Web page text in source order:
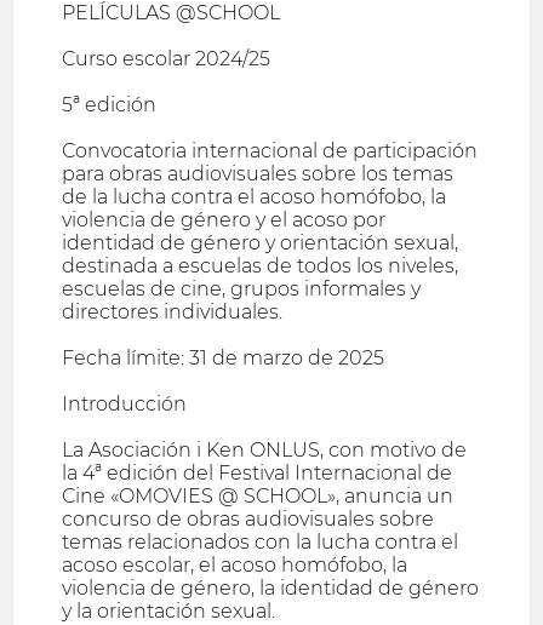
PELÍCULAS @SCHOOL
Curso escolar 2024/25
5ª edición
Convocatoria internacional de participación
para obras audiovisuales sobre los temas
de la lucha contra el acoso homófobo, la
violencia de género y el acoso por
identidad de género y orientación sexual,
destinada a escuelas de todos los niveles,
escuelas de cine, grupos informales y
directores individuales.
Fecha límite: 31 de marzo de 2025
Introducción
La Asociación i Ken ONLUS, con motivo de
la 4ª edición del Festival Internacional de
Cine «OMOVIES @ SCHOOL», anuncia un
concurso de obras audiovisuales sobre
temas relacionados con la lucha contra el
acoso escolar, el acoso homófobo, la
violencia de género, la identidad de género
y la orientación sexual.